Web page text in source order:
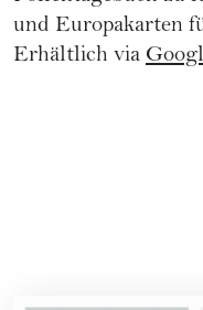
und Europakarten
Erhältlich via